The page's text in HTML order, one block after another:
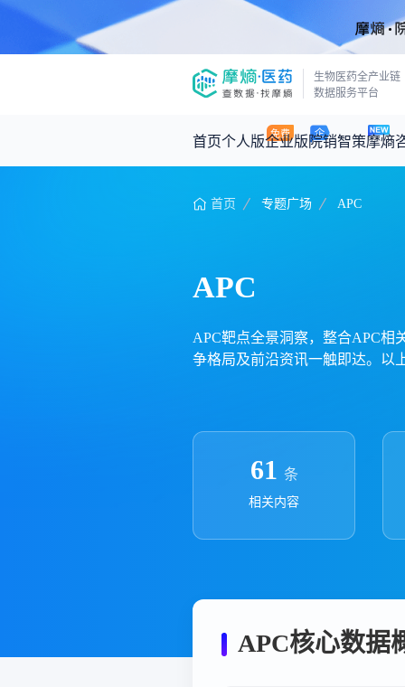
生物医药全产业链
数据服务平台
首页个人版企业版院销智策摩熵
咨询服务
产品立项评估及管线规划
投资决策与交易估值
摩熵原创
深度分析
投融资
时讯
数据中心
基于市场数据，为您提供全面的市场
政策法规
药品生产企业
首页 专题广场 APC
APC
APC靶点全景洞察，整合APC相
争格局及前沿资讯一触即达。以
61 条
相关内容
APC核心数据